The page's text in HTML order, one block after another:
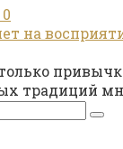
0
на
традиций